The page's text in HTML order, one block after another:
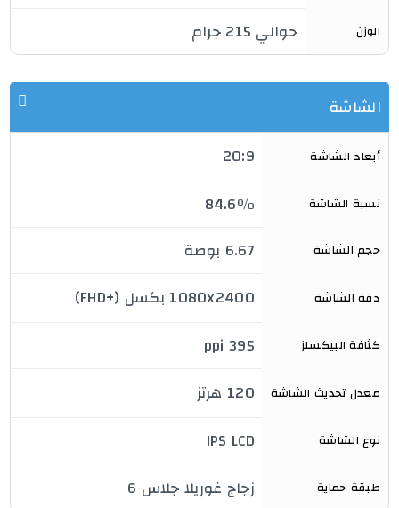
الوزن حوالي 215 جرام
الشاشة
أبعاد الشاشة 20:9
نسبة الشاشة 84.6٪
حجم الشاشة 6.67 بوصة
دقة الشاشة 1080x2400 بكسل (+FHD)
كثافة البيكسلز 395 ppi
معدل تحديث الشاشة 120 هرتز
نوع الشاشة IPS LCD
طبقة حماية زجاج غوريلا جلاس 6